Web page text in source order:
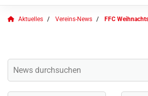
Aktuelles Vereins-News FFC